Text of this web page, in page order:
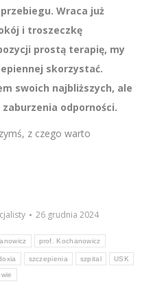
Wraca już
i troszeczkę
prostą terapię, my
skorzystać.
swoich najbliższych, ale
odporności.
z czego warto
26 grudnia 2024
prof. Kochanowicz
szczepienia szpital USK